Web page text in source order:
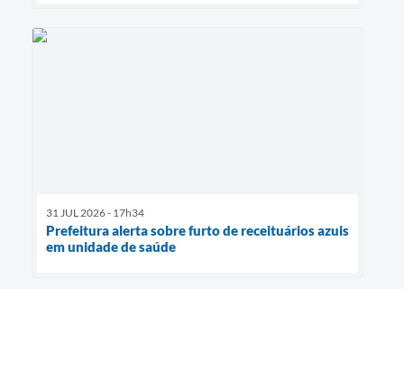
31 JUL 2026 - 17h34
Prefeitura alerta sobre furto de receituários azuis
em unidade de saúde